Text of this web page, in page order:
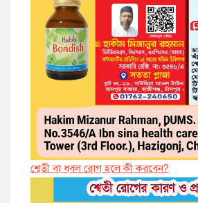
শ্বেতী বা ধবল রোগ হলে কী করবেন?